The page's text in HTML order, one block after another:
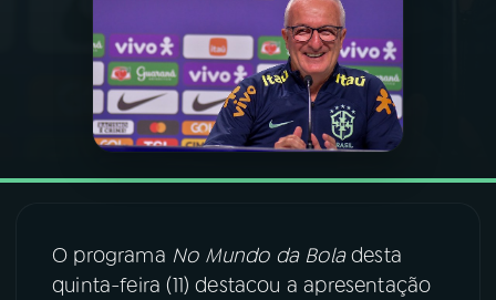
PODCASTS
VIDEOCASTS
08 FESTIVAL DE MÚSICA
O programa No Mundo da Boladesta
quinta-feira (11) destacou a apresentação